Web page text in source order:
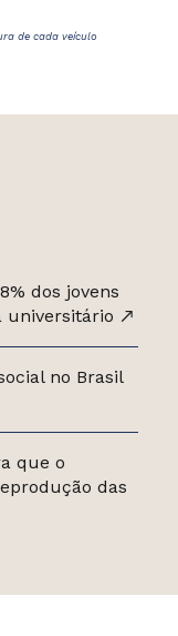
dos jovens
universitário
no Brasil
que o
das
de cada veículo